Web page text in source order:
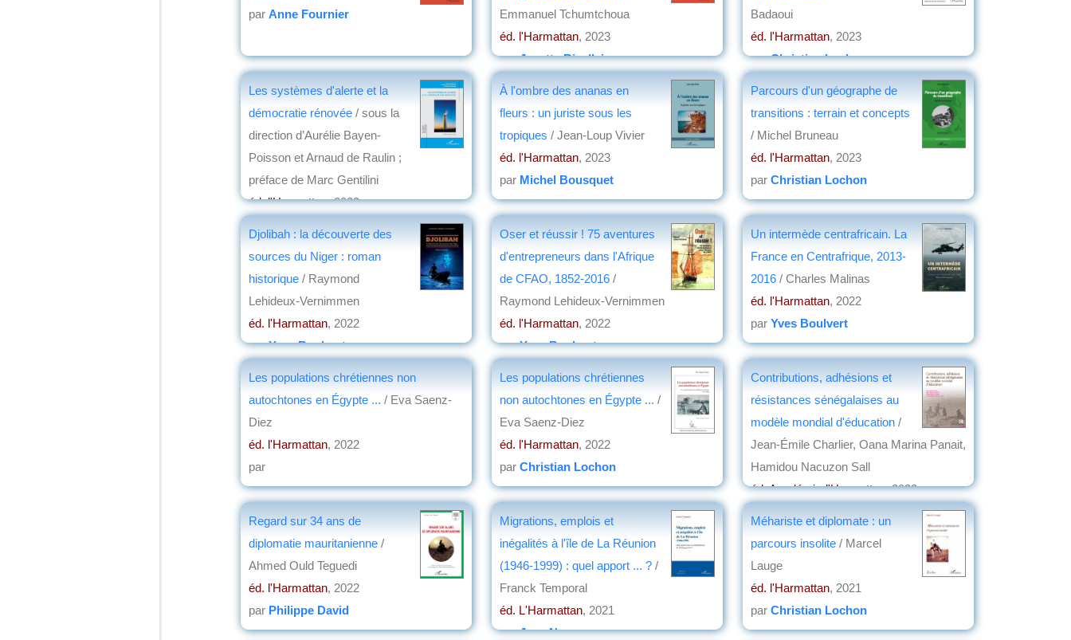
par Anne Fournier
Emmanuel Tchumtchoua
éd. l'Harmattan, 2023
parJosette Rivallain
Badaoui
éd. l'Harmattan, 2023
parChristian Lochon
Les systèmes d'alerte et la
démocratie rénovée / sous la
direction d’Aurélie Bayen-
Poisson et Arnaud de Raulin ;
préface de Marc Gentilini
éd. l'Harmattan, 2023
À l'ombre des ananas en
fleurs : un juriste sous les
tropiques / Jean-Loup Vivier
éd. l'Harmattan, 2023
par Michel Bousquet
Parcours d'un géographe de
transitions : terrain et concepts
/ Michel Bruneau
éd. l'Harmattan, 2023
par Christian Lochon
Djolibah : la découverte des
sources du Niger : roman
historique / Raymond
Lehideux-Vernimmen
éd. l'Harmattan, 2022
parYves Boulvert
Oser et réussir ! 75 aventures
d'entrepreneurs dans l'Afrique
de CFAO, 1852-2016 /
Raymond Lehideux-Vernimmen
éd. l'Harmattan, 2022
parYves Boulvert
Un intermède centrafricain. La
France en Centrafrique, 2013-
2016 / Charles Malinas
éd. l'Harmattan, 2022
par Yves Boulvert
Les populations chrétiennes non
autochtones en Égypte ... / Eva Saenz-
Diez
éd. l'Harmattan, 2022
par
Les populations chrétiennes
non autochtones en Égypte ... /
Eva Saenz-Diez
éd. l'Harmattan, 2022
par Christian Lochon
Contributions, adhésions et
résistances sénégalaises au
modèle mondial d'éducation /
Jean-Émile Charlier, Oana Marina Panait,
Hamidou Nacuzon Sall
éd. Académia-l'Harmattan, 2022
Regard sur 34 ans de
diplomatie mauritanienne /
Ahmed Ould Teguedi
éd. l'Harmattan, 2022
par Philippe David
Migrations, emplois et
inégalités à l'île de La Réunion
(1946-1999) : quel apport ... ? /
Franck Temporal
éd. L'Harmattan, 2021
parJean Nemo
Méhariste et diplomate : un
parcours insolite / Marcel
Lauge
éd. l'Harmattan, 2021
par Christian Lochon